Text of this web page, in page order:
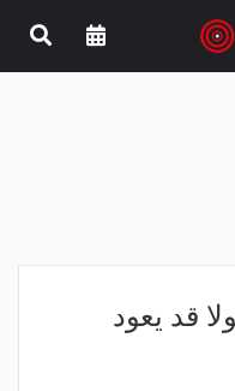
قد يعود